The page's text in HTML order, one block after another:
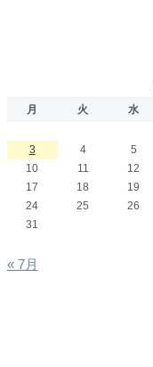
月 火 水
3
4 5
10
11 12
17
18 19
24
25 26
31
« 7月